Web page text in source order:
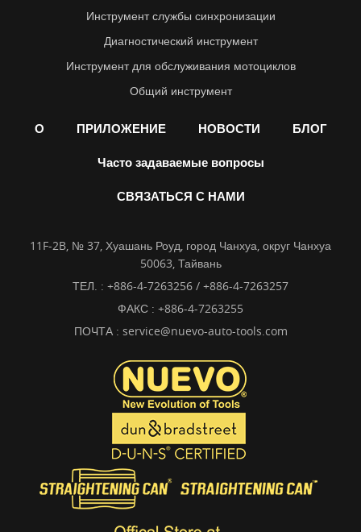
Инструмент службы синхронизации
Диагностический инструмент
Инструмент для обслуживания мотоциклов
Общий инструмент
О ПРИЛОЖЕНИЕ НОВОСТИ БЛОГ
Часто задаваемые вопросы
СВЯЗАТЬСЯ С НАМИ
11F-2B, № 37, Хуашань Роуд, город Чанхуа, округ Чанхуа
50063, Тайвань
ТЕЛ. : +886-4-7263256 / +886-4-7263257
ФАКС : +886-4-7263255
ПОЧТА : service@nuevo-auto-tools.com